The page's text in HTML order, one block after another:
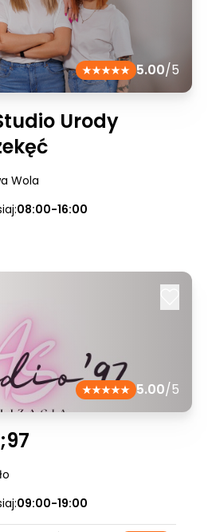
5.00/5
Urody
Wola
08:00-16:00
5.00/5
09:00-19:00